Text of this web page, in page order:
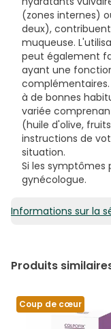
(zones internes)
deux),
muqueuse.
peut également
ayant une
à de bonnes
variée
(huile d'olive,
instructions de
situation.
Si les symptômes
gynécologue.
Informations sur la
Produits
Coup de cœur